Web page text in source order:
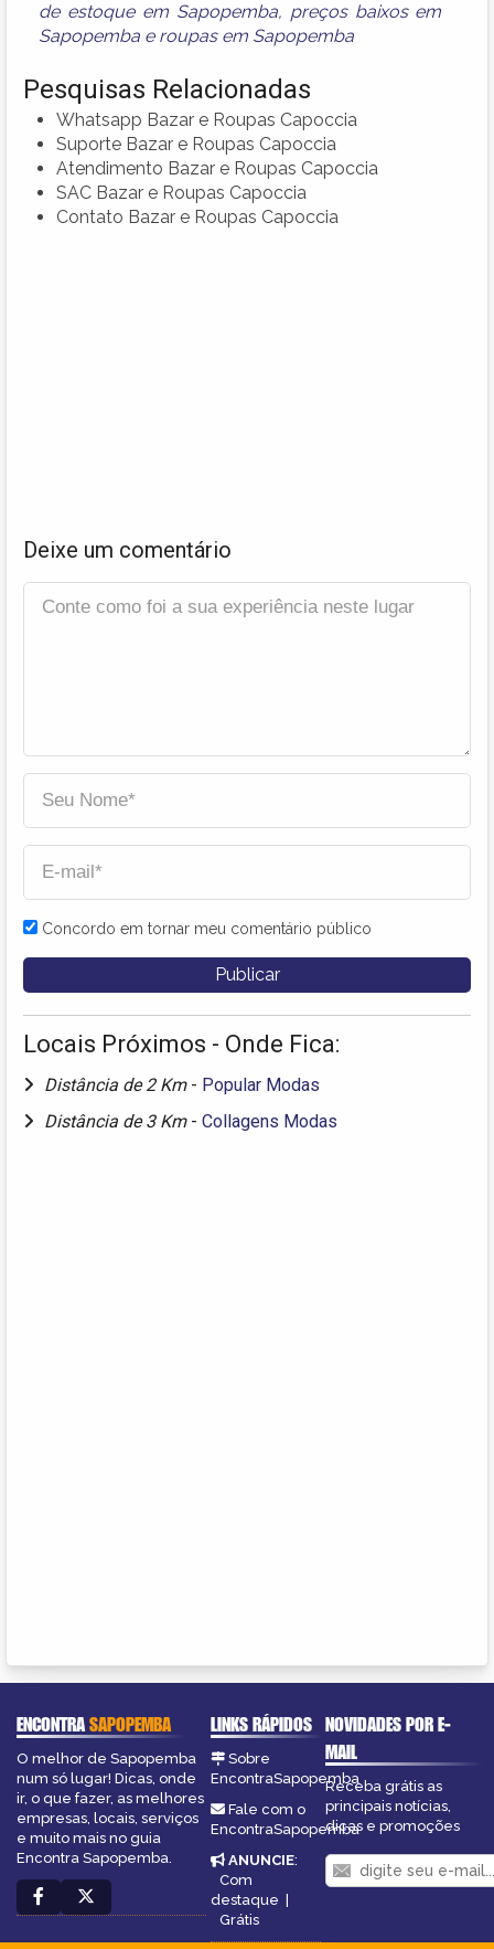
de estoque em Sapopemba, preços baixos em
Sapopemba e roupas em Sapopemba
Pesquisas Relacionadas
Whatsapp Bazar e Roupas Capoccia
Suporte Bazar e Roupas Capoccia
Atendimento Bazar e Roupas Capoccia
SAC Bazar e Roupas Capoccia
Contato Bazar e Roupas Capoccia
Deixe um comentário
Concordo em tornar meu comentário público
Locais Próximos - Onde Fica:
Distância de 2 Km - Popular Modas
Distância de 3 Km - Collagens Modas
ENCONTRASAPOPEMBA
O melhor de Sapopemba
num só lugar! Dicas, onde
ir, o que fazer, as melhores
empresas, locais, serviços
e muito mais no guia
Encontra Sapopemba.
LINKS RÁPIDOS
Sobre
EncontraSapopemba
Fale com o
EncontraSapopemba
ANUNCIE:
Com
destaque
Grátis
NOVIDADES POR E-
MAIL
Receba grátis as
principais notícias,
dicas e promoções